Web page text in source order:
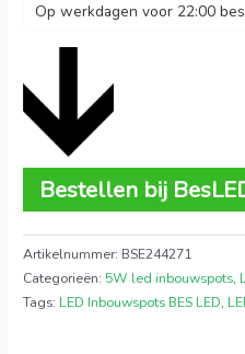
Op werkdagen voor 22:00
Bestellen bij
Artikelnummer: BSE244271
Categorieën: 5W led inbouwspots,
Tags: LED Inbouwspots BES LED,